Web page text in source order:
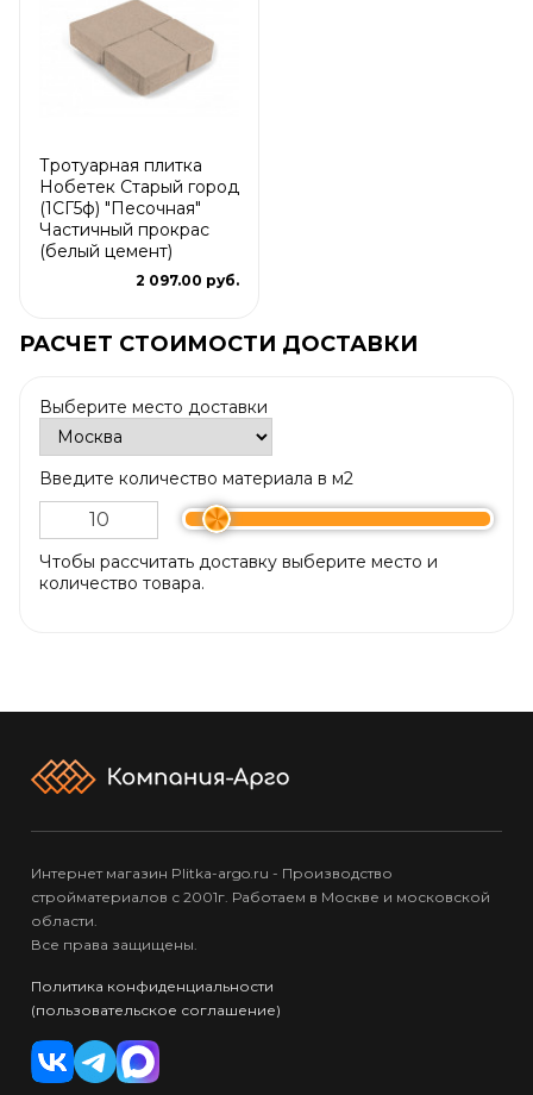
Тротуарная плитка
Нобетек Старый город
(1СГ5ф) "Песочная"
Частичный прокрас
(белый цемент)
2 097.00 руб.
РАСЧЕТ СТОИМОСТИ ДОСТАВКИ
Выберите место доставки
Введите количество материала в м2
Чтобы рассчитать доставку выберите место и
количество товара.
Интернет магазин Plitka-argo.ru - Производство
стройматериалов с 2001г. Работаем в Москве и московской
области.
Все права защищены.
Политика конфиденциальности
(пользовательское соглашение)